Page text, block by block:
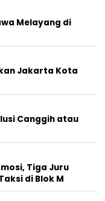
Melayang di
Jakarta Kota
Canggih atau
Tiga Juru
di Blok M